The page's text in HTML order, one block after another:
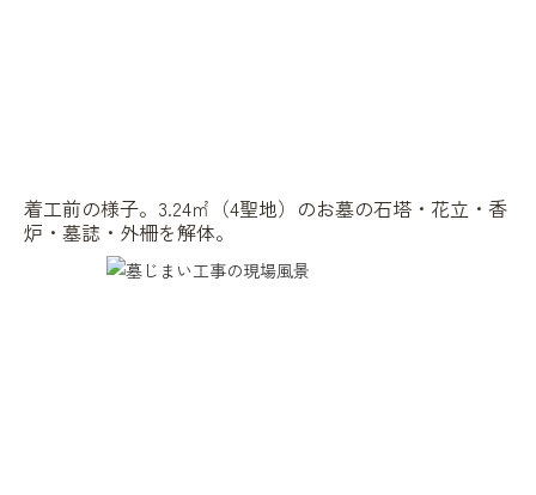
着工前の様子。3.24㎡（4聖地）のお墓の石塔・花立・香
炉・墓誌・外柵を解体。